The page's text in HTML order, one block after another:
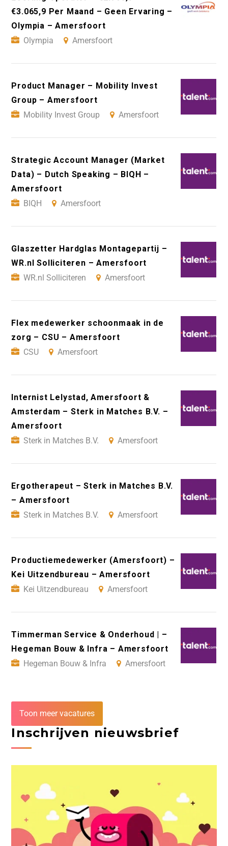
€3.065,9 Per Maand – Geen Ervaring –
Olympia – Amersfoort
Olympia
Amersfoort
Product Manager – Mobility Invest
Group – Amersfoort
Mobility Invest Group
Amersfoort
Strategic Account Manager (Market
Data) – Dutch Speaking – BIQH –
Amersfoort
BIQH
Amersfoort
Glaszetter Hardglas Montagepartij –
WR.nl Solliciteren – Amersfoort
WR.nl Solliciteren
Amersfoort
Flex medewerker schoonmaak in de
zorg – CSU – Amersfoort
CSU
Amersfoort
Internist Lelystad, Amersfoort &
Amsterdam – Sterk in Matches B.V. –
Amersfoort
Sterk in Matches B.V.
Amersfoort
Ergotherapeut – Sterk in Matches B.V.
– Amersfoort
Sterk in Matches B.V.
Amersfoort
Productiemedewerker (Amersfoort) –
Kei Uitzendbureau – Amersfoort
Kei Uitzendbureau
Amersfoort
Timmerman Service & Onderhoud | –
Hegeman Bouw & Infra – Amersfoort
Hegeman Bouw & Infra
Amersfoort
Toon meer vacatures
Inschrijven nieuwsbrief